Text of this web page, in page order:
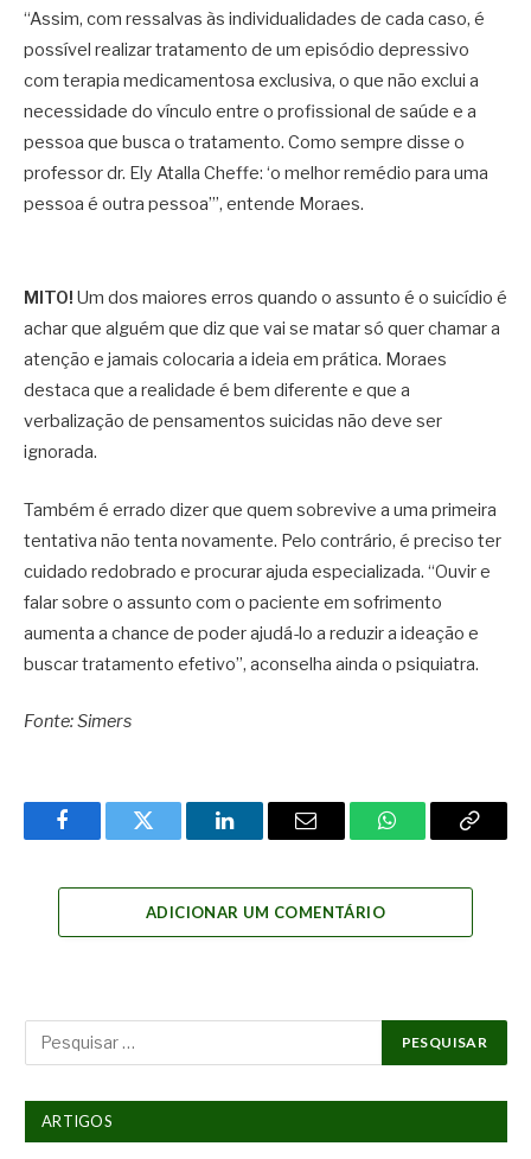
“Assim, com ressalvas às individualidades de cada caso, é
possível realizar tratamento de um episódio depressivo
com terapia medicamentosa exclusiva, o que não exclui a
necessidade do vínculo entre o profissional de saúde e a
pessoa que busca o tratamento. Como sempre disse o
professor dr. Ely Atalla Cheffe: ‘o melhor remédio para uma
pessoa é outra pessoa’”, entende Moraes.
MITO! Um dos maiores erros quando o assunto é o suicídio é
achar que alguém que diz que vai se matar só quer chamar a
atenção e jamais colocaria a ideia em prática. Moraes
destaca que a realidade é bem diferente e que a
verbalização de pensamentos suicidas não deve ser
ignorada.
Também é errado dizer que quem sobrevive a uma primeira
tentativa não tenta novamente. Pelo contrário, é preciso ter
cuidado redobrado e procurar ajuda especializada. “Ouvir e
falar sobre o assunto com o paciente em sofrimento
aumenta a chance de poder ajudá-lo a reduzir a ideação e
buscar tratamento efetivo”, aconselha ainda o psiquiatra.
Fonte: Simers
FacebookTwitter LinkedInEmail WhatsAppCopy
ADICIONAR UM COMENTÁRIO
ARTIGOS